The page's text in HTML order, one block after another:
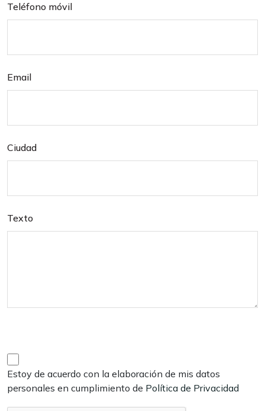
Teléfono móvil
Email
Ciudad
Texto
Estoy de acuerdo con la elaboración de mis datos
personales en cumplimiento de Política de Privacidad